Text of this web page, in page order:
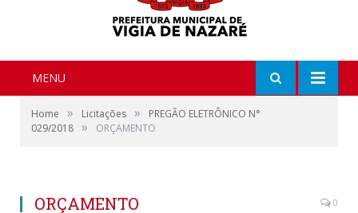
MENU
Home » Licitações »
PREGÃO ELETRÔNICO N°
029/2018 » ORÇAMENTO
ORÇAMENTO 0